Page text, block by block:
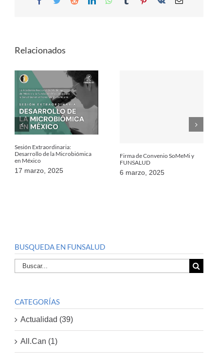
Relacionados
Sesión Extraordinaria:
Desarrollo de la Microbiómica
en México
17 marzo, 2025
Firma de Convenio SoMeMi y
FUNSALUD
6 marzo, 2025
BUSQUEDA EN FUNSALUD
Buscar
por:
CATEGORÍAS
Actualidad (39)
All.Can (1)